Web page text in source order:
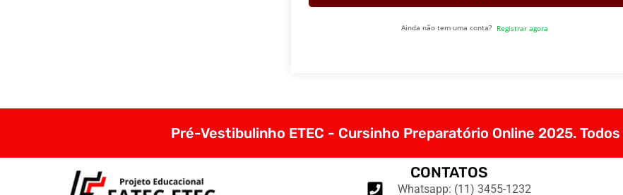
Ainda não tem uma conta? Registrar agora
Pré-Vestibulinho ETEC - Cursinho Preparatório Online 2025.
CONTATOS
Whatsapp: (11) 3455-1232